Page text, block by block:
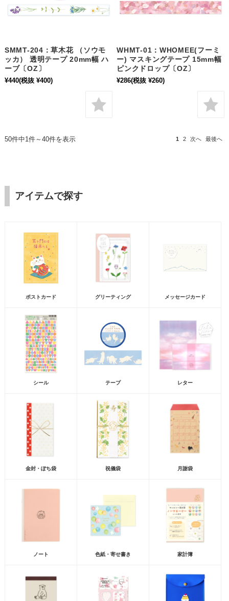
SMMT-204：草木花 （ソウモ
ッカ） 透明テープ 20mm幅 ハ
ーブ〔OZ〕
¥440(税抜 ¥400)
WHMT-01：WHOMEE(フーミ
ー) マスキングテープ 15mm幅
ピンクドロップ〔OZ〕
¥286(税抜 ¥260)
50件中1件～40件を表示 1 2 次へ 最後へ
アイテムで探す
ポストカード グリーティング メッセージカード
シール テープ レター
金封・ぽち袋 祝儀袋 月謝袋
ノート 色紙・寄せ書き 家計簿